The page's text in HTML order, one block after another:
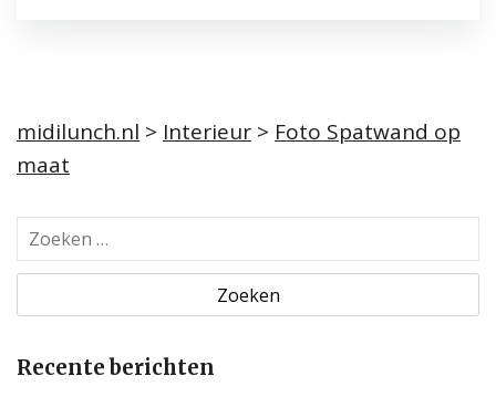
midilunch.nl > Interieur > Foto Spatwand op
maat
o
k
n
Recente berichten